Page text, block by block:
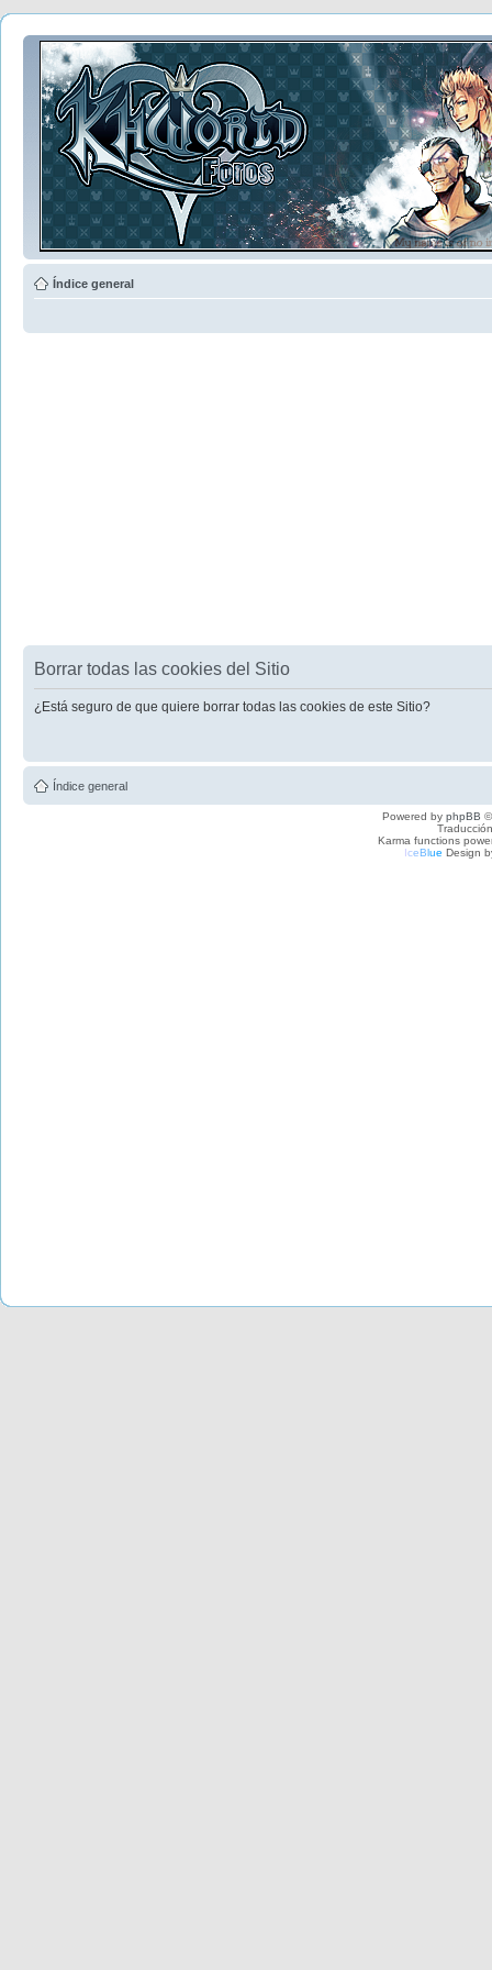
Índice general
Borrar todas las cookies del Sitio
¿Está seguro de que quiere borrar todas las cookies de este Sitio?
Índice general
Powered by phpBB
Karma functions
IceBlue Design